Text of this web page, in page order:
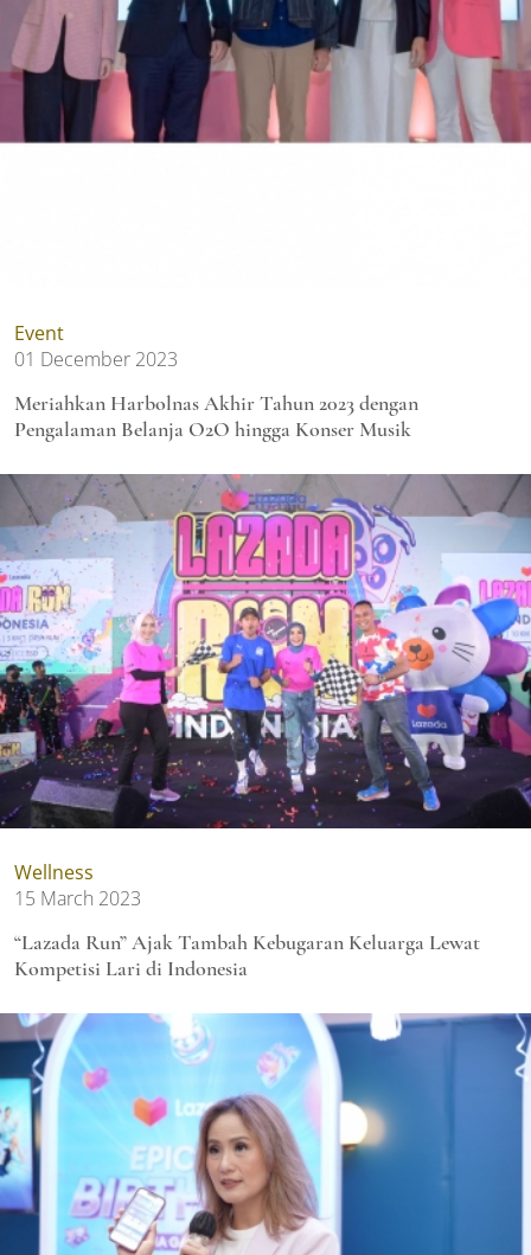
Event
01 December 2023
Meriahkan Harbolnas Akhir Tahun 2023 dengan
Pengalaman Belanja O2O hingga Konser Musik
Wellness
15 March 2023
“Lazada Run” Ajak Tambah Kebugaran Keluarga Lewat
Kompetisi Lari di Indonesia